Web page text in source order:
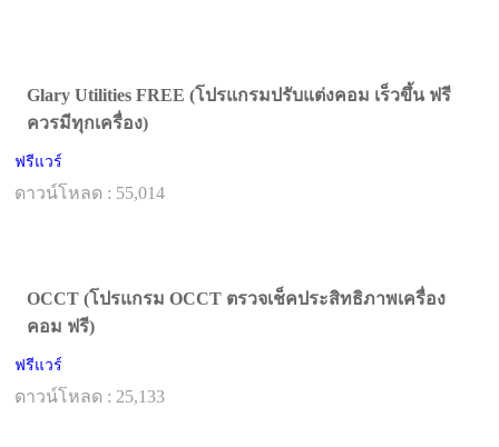
Glary Utilities FREE (โปรแกรมปรับแต่งคอม เร็วขึ้น ฟรี
ควรมีทุกเครื่อง)
ฟรีแวร์
ดาวน์โหลด : 55,014
OCCT (โปรแกรม OCCT ตรวจเช็คประสิทธิภาพเครื่อง
คอม ฟรี)
ฟรีแวร์
ดาวน์โหลด : 25,133